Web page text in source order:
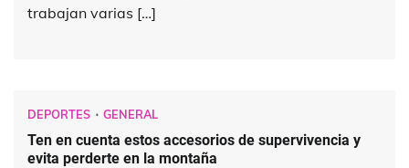
trabajan varias […]
DEPORTES GENERAL
Ten en cuenta estos accesorios de supervivencia y
evita perderte en la montaña